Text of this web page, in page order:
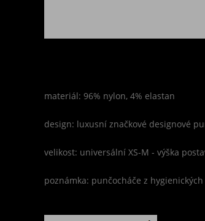
materiál: 96% nylon, 4% elastan
design: luxusní značkové designové
velikost: universální XS-M - výška
poznámka: punčocháče z